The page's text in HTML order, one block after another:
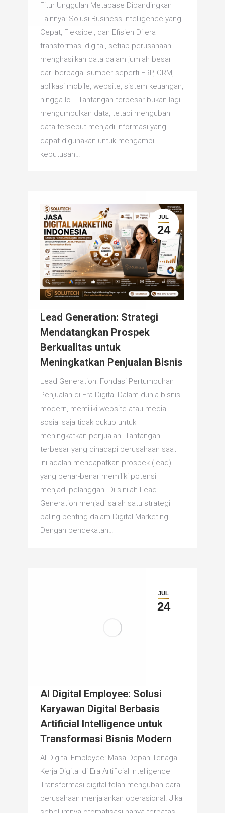
Fitur Unggulan Metabase Dibandingkan
Lainnya: Solusi Business Intelligence yang
Cepat, Fleksibel, dan Efisien Di era
transformasi digital, setiap perusahaan
menghasilkan data dalam jumlah besar
dari berbagai sumber seperti ERP, CRM,
aplikasi mobile, website, sistem keuangan,
hingga IoT. Tantangan terbesar bukan lagi
mengumpulkan data, tetapi mengubah
data tersebut menjadi informasi yang
dapat digunakan untuk mengambil
keputusan…
JUL
24
Lead Generation: Strategi
Mendatangkan Prospek
Berkualitas untuk
Meningkatkan Penjualan Bisnis
Lead Generation: Fondasi Pertumbuhan
Penjualan di Era Digital Dalam dunia bisnis
modern, memiliki website atau media
sosial saja tidak cukup untuk
meningkatkan penjualan. Tantangan
terbesar yang dihadapi perusahaan saat
ini adalah mendapatkan prospek (lead)
yang benar-benar memiliki potensi
menjadi pelanggan. Di sinilah Lead
Generation menjadi salah satu strategi
paling penting dalam Digital Marketing.
Dengan pendekatan…
JUL
24
AI Digital Employee: Solusi
Karyawan Digital Berbasis
Artificial Intelligence untuk
Transformasi Bisnis Modern
AI Digital Employee: Masa Depan Tenaga
Kerja Digital di Era Artificial Intelligence
Transformasi digital telah mengubah cara
perusahaan menjalankan operasional. Jika